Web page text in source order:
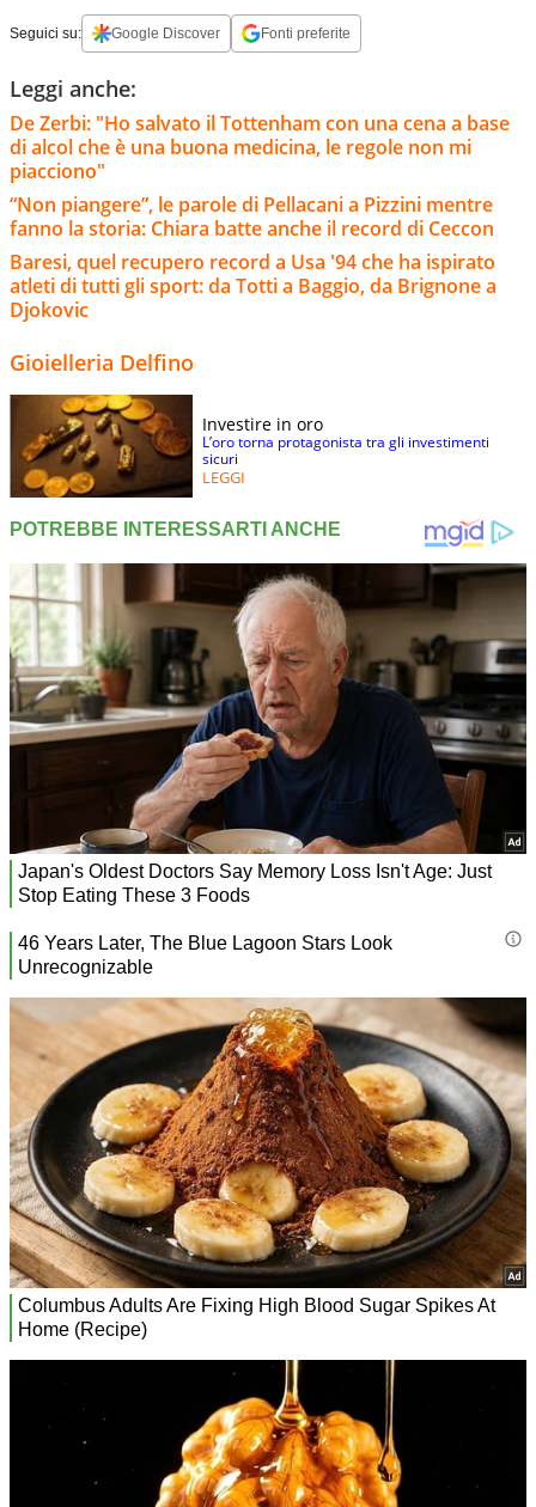
Seguici su: Google Discover Fonti preferite
Leggi anche:
De Zerbi: "Ho salvato il Tottenham con una cena a base
di alcol che è una buona medicina, le regole non mi
piacciono"
“Non piangere”, le parole di Pellacani a Pizzini mentre
fanno la storia: Chiara batte anche il record di Ceccon
Baresi, quel recupero record a Usa '94 che ha ispirato
atleti di tutti gli sport: da Totti a Baggio, da Brignone a
Djokovic
Gioielleria Delfino
Investire in oro
L’oro torna protagonista tra gli investimenti
sicuri
LEGGI